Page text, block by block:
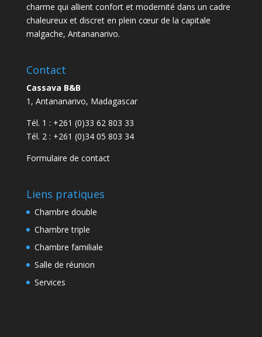
charme qui allient confort et modernité dans un cadre
chaleureux et discret en plein cœur de la capitale
malgache, Antananarivo.
Contact
Cassava B&B
1, Antananarivo, Madagascar
Tél. 1 : +261 (0)33 62 803 33
Tél. 2 : +261 (0)34 05 803 34
Formulaire de contact
Liens pratiques
Chambre double
Chambre triple
Chambre familiale
Salle de réunion
Services